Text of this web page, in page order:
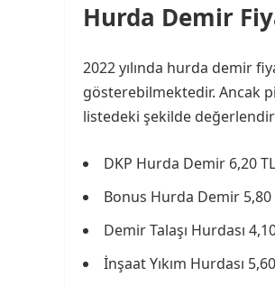
Hurda Demir
2022 yılında hurda demir
gösterebilmektedir. Ancak
listedeki şekilde
DKP Hurda Demir 6,20
Bonus Hurda Demir 5,80
Demir Talaşı Hurdası
İnşaat Yıkım Hurdası